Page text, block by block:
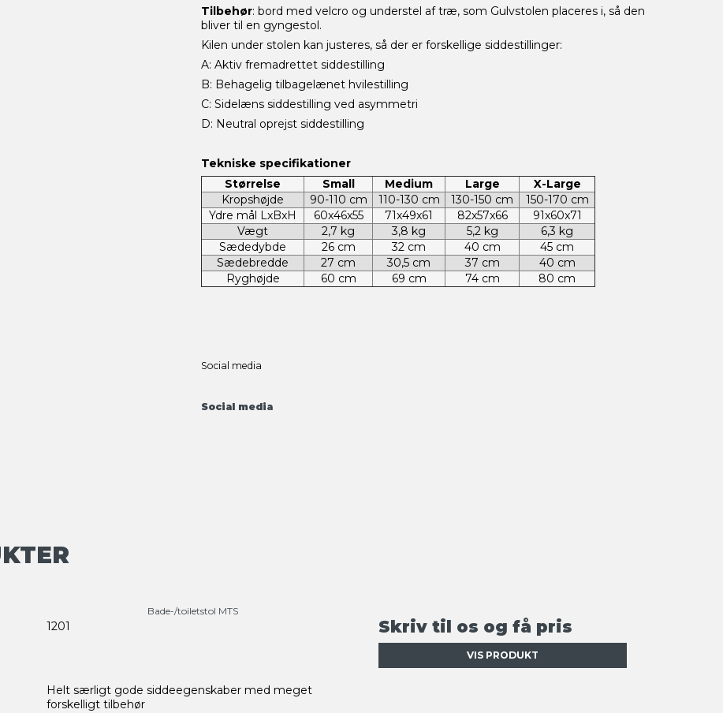
Tilbehør: bord med velcro og understel af træ, som Gulvstolen placeres i, så den
bliver til en gyngestol.
Kilen under stolen kan justeres, så der er forskellige siddestillinger:
A: Aktiv fremadrettet siddestilling
B: Behagelig tilbagelænet hvilestilling
C: Sidelæns siddestilling ved asymmetri
D: Neutral oprejst siddestilling
Tekniske specifikationer
Størrelse
Small Medium Large
X-Large
Kropshøjde
90-110 cm 110-130 cm 130-150 cm
150-170 cm
Ydre mål LxBxH
60x46x55 71x49x61 82x57x66
91x60x71
Vægt
2,7 kg 3,8 kg 5,2 kg
6,3 kg
Sædedybde
26 cm 32 cm 40 cm
45 cm
Sædebredde
27 cm 30,5 cm 37 cm
40 cm
Ryghøjde
60 cm 69 cm 74 cm 80 cm
Social media
Social media
Bade-/toiletstol MTS
1201
Helt særligt gode siddeegenskaber med meget
forskelligt tilbehør
Skriv til os og få pris
VIS PRODUKT